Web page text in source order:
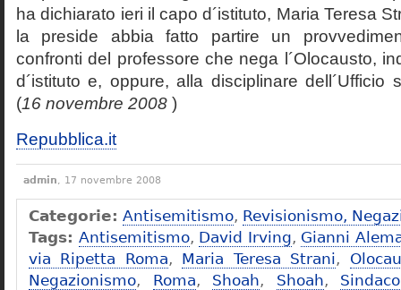
ha dichiarato ieri il capo d´istituto, Maria Teresa
la preside abbia fatto partire un
confronti del professore che nega l´Olocausto,
d´istituto e, oppure, alla disciplinare dell´Ufficio
(16 novembre 2008 )
Repubblica.it
admin, 17 novembre 2008
Categorie: Antisemitismo, Revisionismo,
Tags: Antisemitismo, David Irving, Gianni
via Ripetta Roma, Maria Teresa Strani,
Negazionismo, Roma, Shoah, Shoah,